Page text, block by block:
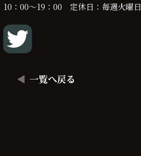
：00～19：00 定休日：毎週火曜日